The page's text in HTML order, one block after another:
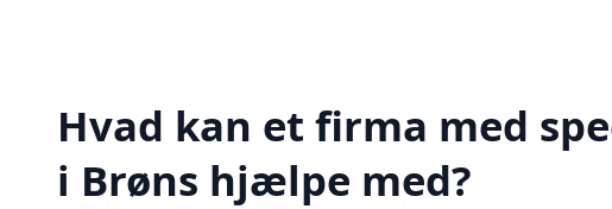
Hvad kan et firma med
i Brøns hjælpe med?